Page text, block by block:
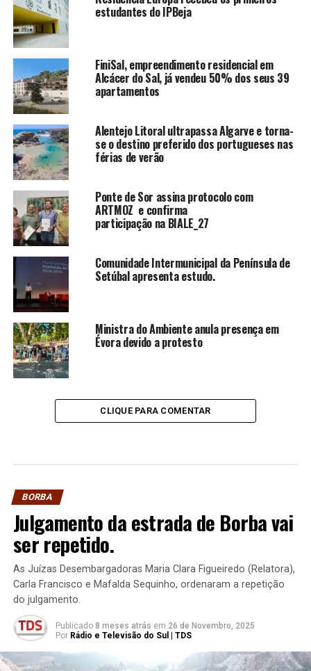
estudantes do IPBeja
FiniSal, empreendimento residencial em
Alcácer do Sal, já vendeu 50% dos seus 39
apartamentos
Alentejo Litoral ultrapassa Algarve e torna-
se o destino preferido dos portugueses nas
férias de verão
Ponte de Sor assina protocolo com
ARTMOZ e confirma
participação na BIALE_27
Comunidade Intermunicipal da Península de
Setúbal apresenta estudo.
Ministra do Ambiente anula presença em
Évora devido a protesto
CLIQUE PARA COMENTAR
BORBA
Julgamento da estrada de Borba vai
ser repetido.
As Juízas Desembargadoras Maria Clara Figueiredo (Relatora),
Carla Francisco e Mafalda Sequinho, ordenaram a repetição
do julgamento.
Publicado 8 meses atrás em 26 de Novembro, 2025
Por Rádio e Televisão do Sul | TDS